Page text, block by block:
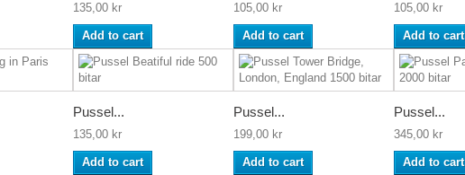
135,00 kr
Add to cart
105,00 kr
Add to cart
105,00 kr
Add to cart
Pussel...
135,00 kr
Add to cart
Pussel...
199,00 kr
Add to cart
Pussel...
345,00 kr
Add to cart